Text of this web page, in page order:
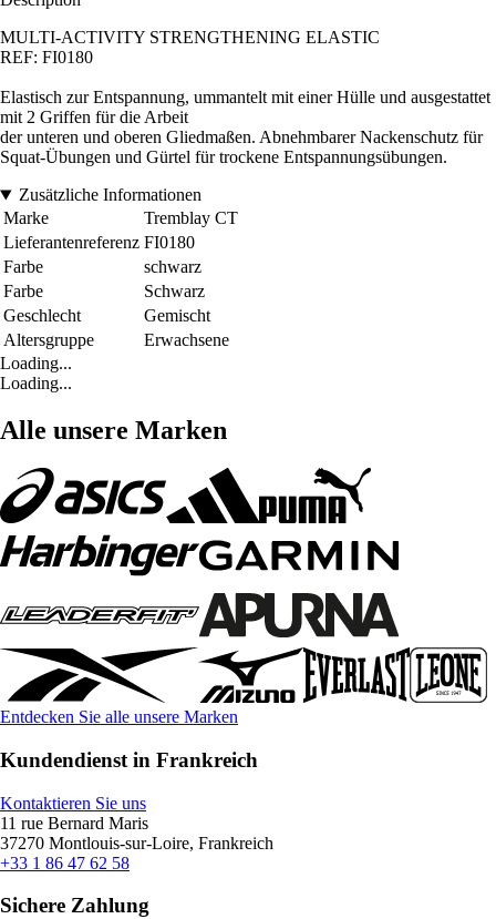
MULTI-ACTIVITY STRENGTHENING ELASTIC
REF: FI0180
Elastisch zur Entspannung, ummantelt mit einer Hülle und ausgestattet
mit 2 Griffen für die Arbeit
der unteren und oberen Gliedmaßen. Abnehmbarer Nackenschutz für
Squat-Übungen und Gürtel für trockene Entspannungsübungen.
Zusätzliche Informationen
Marke
Tremblay CT
Lieferantenreferenz FI0180
Farbe
schwarz
Farbe
Schwarz
Geschlecht
Gemischt
Altersgruppe
Erwachsene
Loading...
Loading...
Alle unsere Marken
Entdecken Sie alle unsere Marken
Kundendienst in Frankreich
Kontaktieren Sie uns
11 rue Bernard Maris
37270 Montlouis-sur-Loire, Frankreich
+33 1 86 47 62 58
Sichere Zahlung